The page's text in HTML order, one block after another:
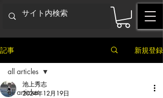
記事 新規登録
all articles
all articles
池上秀志
2024年12月19日